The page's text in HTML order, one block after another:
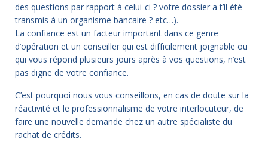
des questions par rapport à celui-ci ? votre dossier a t’il été
transmis à un organisme bancaire ? etc…).
La confiance est un facteur important dans ce genre
d’opération et un conseiller qui est difficilement joignable ou
qui vous répond plusieurs jours après à vos questions, n’est
pas digne de votre confiance.
C’est pourquoi nous vous conseillons, en cas de doute sur la
réactivité et le professionnalisme de votre interlocuteur, de
faire une nouvelle demande chez un autre spécialiste du
rachat de crédits.